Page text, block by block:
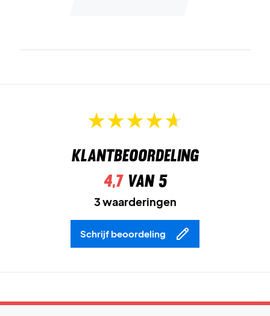
Klantbeoordeling
4,7van 5
3 waarderingen
Schrijf beoordeling